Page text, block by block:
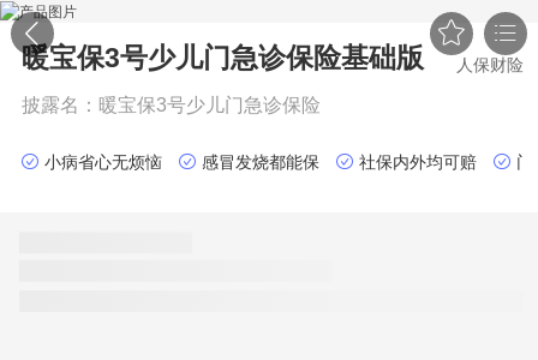
 
暖宝保3号少儿门急诊保险基础版 人保财险
披露名： 暖宝保3号少儿门急诊保险
小病省心无烦恼 感冒发烧都能保 社保内外均可赔 门